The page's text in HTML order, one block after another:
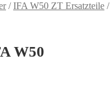
/IFA W50 ZT Ersatzteile /
W50